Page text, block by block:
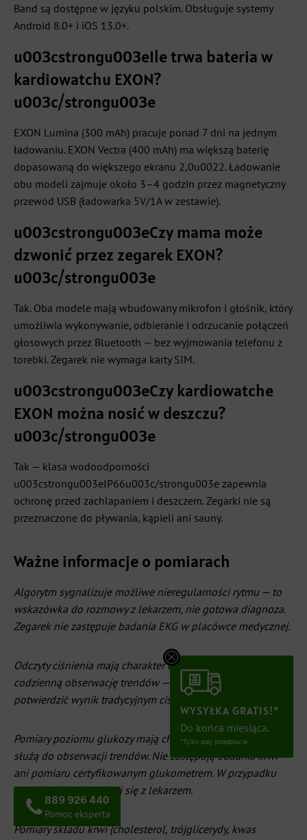
Band są dostępne w języku polskim. Obsługuje systemy
Android 8.0+ i iOS 13.0+.
u003cstrongu003eIle trwa bateria w
kardiowatchu EXON?
u003c/strongu003e
EXON Lumina (300 mAh) pracuje ponad 7 dni na jednym
ładowaniu. EXON Vectra (400 mAh) ma większą baterię
dopasowaną do większego ekranu 2,0u0022. Ładowanie
obu modeli zajmuje około 3–4 godzin przez magnetyczny
przewód USB (ładowarka 5V/1A w zestawie).
u003cstrongu003eCzy mama może
dzwonić przez zegarek EXON?
u003c/strongu003e
Tak. Oba modele mają wbudowany mikrofon i głośnik, który
umożliwia wykonywanie, odbieranie i odrzucanie połączeń
głosowych przez Bluetooth — bez wyjmowania telefonu z
torebki. Zegarek nie wymaga karty SIM.
u003cstrongu003eCzy kardiowatche
EXON można nosić w deszczu?
u003c/strongu003e
Tak — klasa wodoodporności
u003cstrongu003eIP66u003c/strongu003e zapewnia
ochronę przed zachlapaniem i deszczem. Zegarki nie są
przeznaczone do pływania, kąpieli ani sauny.
Ważne informacje o pomiarach
Algorytm sygnalizuje możliwe nieregularności rytmu — to
wskazówka do rozmowy z lekarzem, nie gotowa diagnoza.
Zegarek nie zastępuje badania EKG w placówce medycznej.
Odczyty ciśnienia mają charakter orientacyjny i wspierają
codzienną obserwację trendów — w razie wątpliwości warto
potwierdzić wynik tradycyjnym ciśnieniomierzem.
Pomiary poziomu glukozy mają charakter orientacyjny i
służą do obserwacji trendów. Nie zastępują badania krwi
ani pomiaru certyfikowanym glukometrem. W przypadku
wątpliwości skonsultuj się z lekarzem.
Pomiary składu krwi (cholesterol, trójglicerydy, kwas
WYSYŁKA GRATIS!*
Do końca miesiąca.
*Tylko przy przedpłacie
889 926 440
Pomoc eksperta